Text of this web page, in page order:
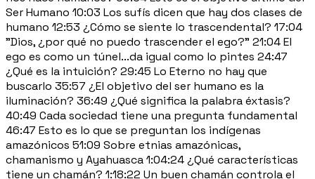
Ser Humano 10:03 Los sufís dicen que hay dos clases de
humano 12:53 ¿Cómo se siente lo trascendental? 17:04
"Dios, ¿por qué no puedo trascender el ego?" 21:04 El
ego es como un túnel...da igual como lo pintes 24:47
¿Qué es la intuición? 29:45 Lo Eterno no hay que
buscarlo 35:57 ¿El objetivo del ser humano es la
iluminación? 36:49 ¿Qué significa la palabra éxtasis?
40:49 Cada sociedad tiene una pregunta fundamental
46:47 Esto es lo que se preguntan los indígenas
amazónicos 51:09 Sobre etnias amazónicas,
chamanismo y Ayahuasca 1:04:24 ¿Qué características
tiene un chamán? 1:18:22 Un buen chamán controla el